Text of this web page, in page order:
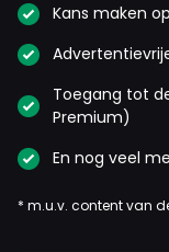
Kans maken
Toegang tot
Premium)
En nog veel
* m.u.v. content van